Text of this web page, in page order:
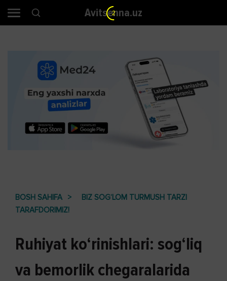
Avitsenna.uz
BOSH SAHIFA
BIZ SOG‘LOM TURMUSH TARZI
TARAFDORIMIZ!
Ruhiyat ko‘rinishlari: sog‘liq
va bemorlik chegaralarida
1